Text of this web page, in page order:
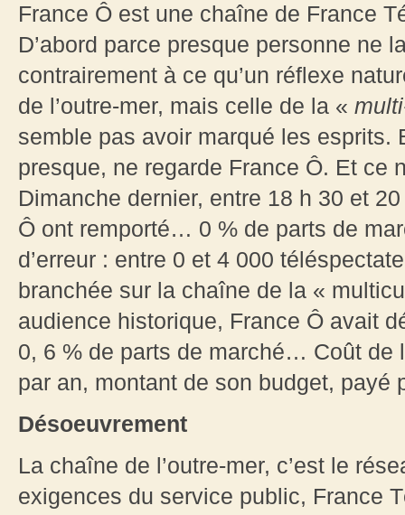
France Ô est une chaîne de France
D’abord parce presque personne ne
contrairement à ce qu’un réflexe
de l’outre-mer, mais celle de la «
semble pas avoir marqué les esprits.
presque, ne regarde France Ô. Et ce
Dimanche dernier, entre 18 h 30 et
Ô ont remporté… 0 % de parts de
d’erreur : entre 0 et 4 000
branchée sur la chaîne de la «
audience historique, France Ô avait
0, 6 % de parts de marché… Coût de
par an, montant de son budget, payé
Désoeuvrement
La chaîne de l’outre-mer, c’est le
exigences du service public, France